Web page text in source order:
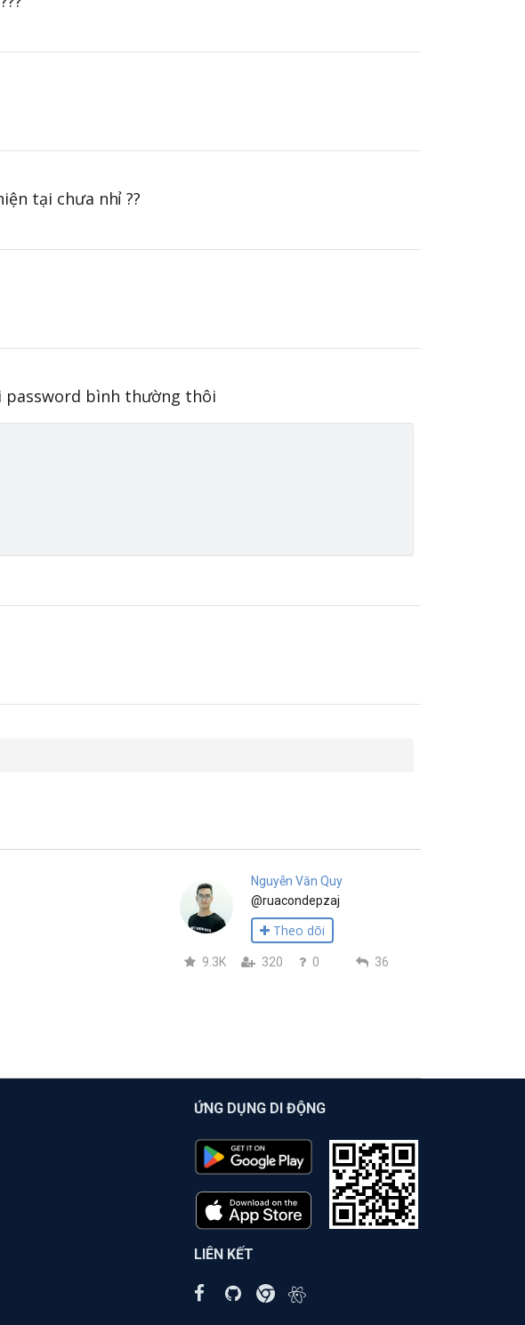
tại chưa nhỉ ??
password bình thường thôi
Nguyễn Văn Quy
@ruacondepzaj
Theo dõi
9.3K 320 0 36
ỨNG DỤNG DI ĐỘNG
LIÊN KẾT